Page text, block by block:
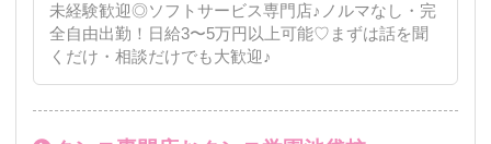
未経験歓迎◎ソフトサービス専門店♪ノルマなし・完
全自由出勤！日給3〜5万円以上可能♡まずは話を聞
くだけ・相談だけでも大歓迎♪